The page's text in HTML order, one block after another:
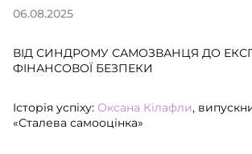
06.08.2025
ВІД СИНДРОМУ САМОЗВАНЦЯ ДО
ФІНАНСОВОЇ БЕЗПЕКИ
Історія успіху: Оксана Кілафли,
«Сталева самооцінка»